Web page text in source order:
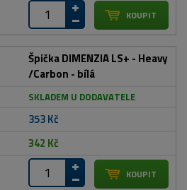
Špička DIMENZIA LS+ - Heavy
/Carbon - bílá
SKLADEM U DODAVATELE
353 Kč
342 Kč